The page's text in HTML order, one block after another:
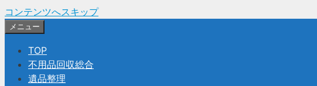
コンテンツへスキップ
メニュー
TOP
不用品回収総合
遺品整理